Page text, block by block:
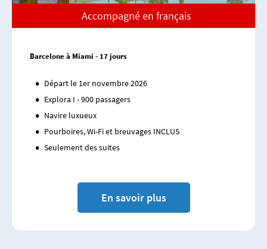
Accompagné en français
Barcelone à Miami - 17 jours
Départ le 1er novembre 2026
Explora I - 900 passagers
Navire luxueux
Pourboires, Wi-Fi et breuvages INCLUS
Seulement des suites
En savoir plus